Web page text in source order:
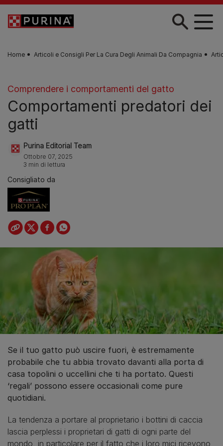
Skip to main content
Home Articoli e Consigli Per La Cura Degli Animali Da Compagnia
Comprendere i comportamenti del gatto
Comportamenti predatori dei
gatti
Purina Editorial Team
Ottobre 07, 2025
3 min di lettura
Consigliato da
Se il tuo gatto può uscire fuori, è estremamente
probabile che tu abbia trovato davanti alla porta di
casa topolini o uccellini che ti ha portato. Questi
‘regali’ possono essere occasionali come pure
quotidiani.
La tendenza a portare al proprietario i bottini di caccia
lascia perplessi i proprietari di gatti di ogni parte del
mondo, in particolare per il fatto che i loro mici ricevono